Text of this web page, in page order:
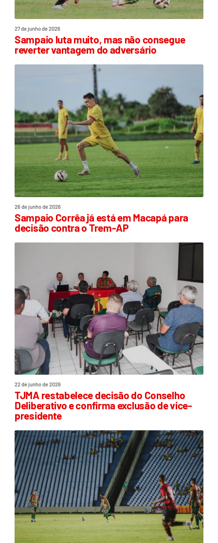
27 de junho de 2026
Sampaio luta muito, mas não consegue
reverter vantagem do adversário
26 de junho de 2026
Sampaio Corrêa já está em Macapá para
decisão contra o Trem-AP
22 de junho de 2026
TJMA restabelece decisão do Conselho
Deliberativo e confirma exclusão de vice-
presidente